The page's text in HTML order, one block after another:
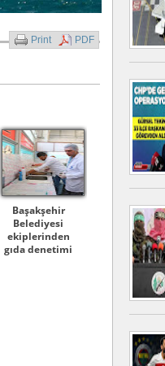
Print PDF
Başakşehir
Belediyesi
ekiplerinden
gıda denetimi